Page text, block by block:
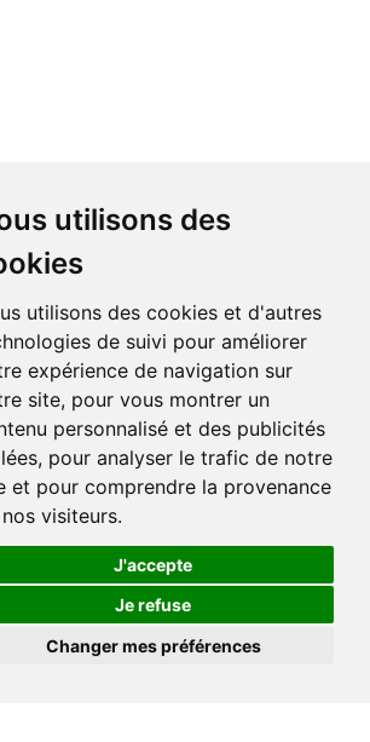
utilisons des
utilisons des cookies et d'autres
de suivi pour améliorer
expérience de navigation sur
site, pour vous montrer un
personnalisé et des publicités
pour analyser le trafic de notre
et pour comprendre la provenance
visiteurs.
J'accepte
Je refuse
Changer mes préférences
MODES DE LIVRAISON
médicament ? Découvrez la pharmacie en